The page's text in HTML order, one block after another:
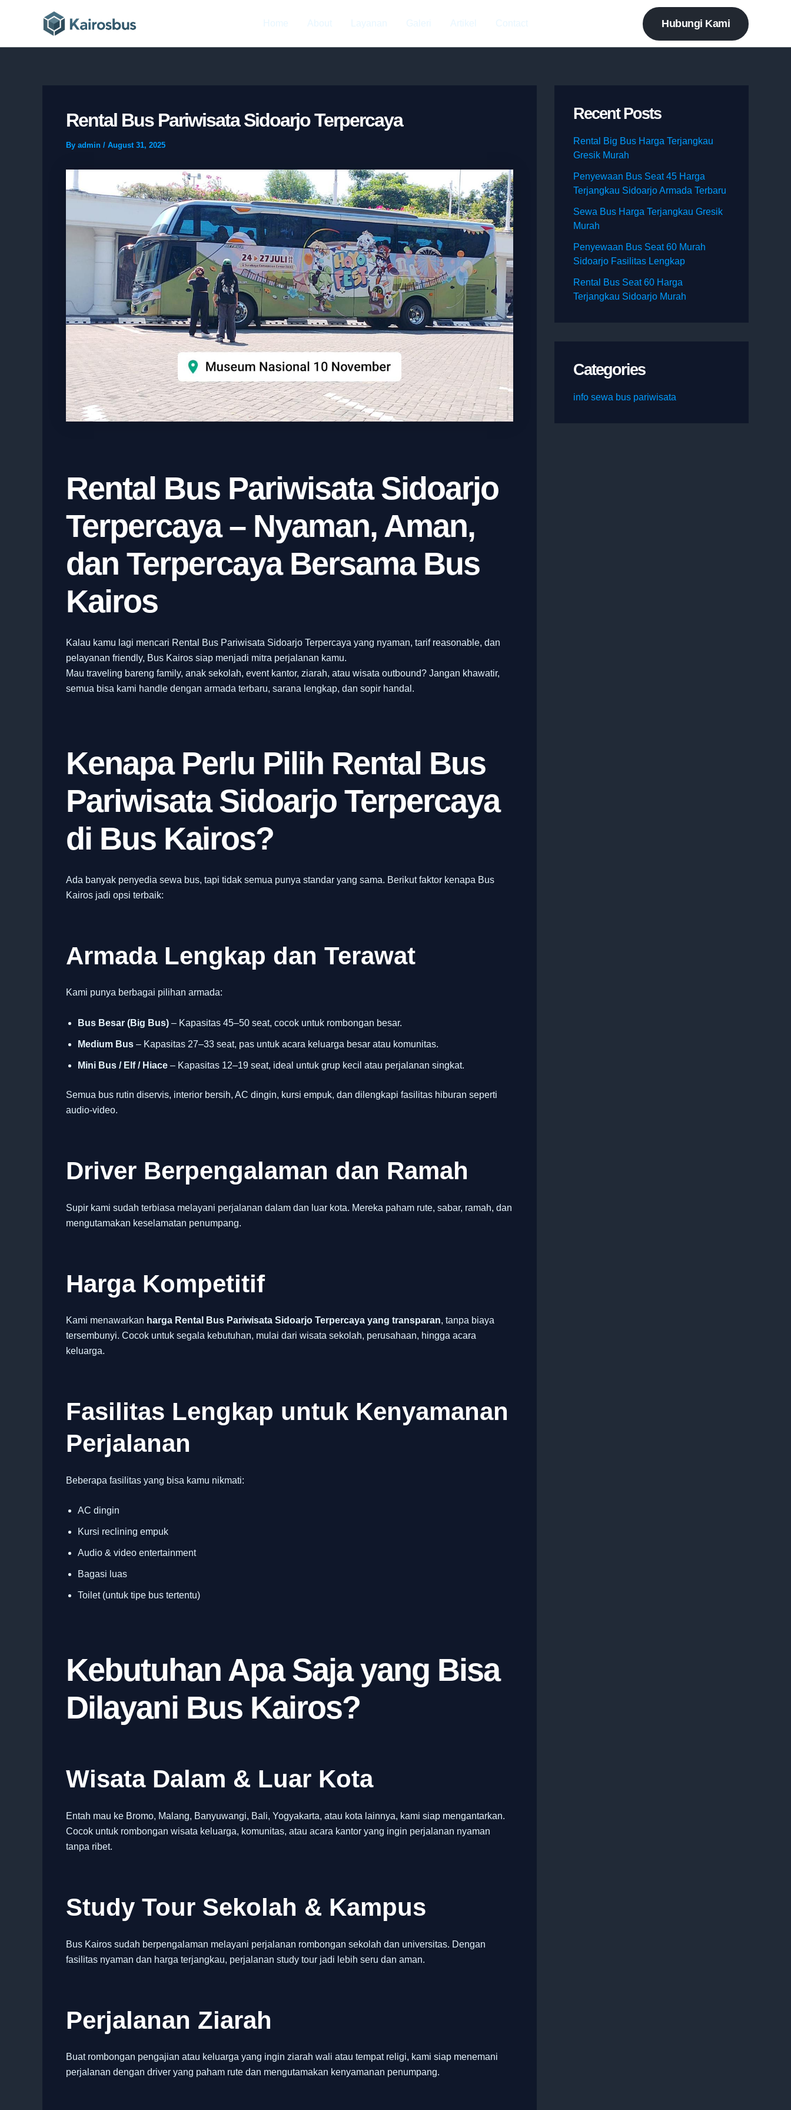
Home About Layanan Galeri Artikel Contact Hubungi Kami
Rental Bus Pariwisata Sidoarjo Terpercaya
By admin / August 31, 2025
Rental Bus Pariwisata Sidoarjo
Terpercaya – Nyaman, Aman,
dan Terpercaya Bersama Bus
Kairos
Kalau kamu lagi mencari Rental Bus Pariwisata Sidoarjo Terpercaya yang nyaman, tarif reasonable, dan
pelayanan friendly, Bus Kairos siap menjadi mitra perjalanan kamu.
Mau traveling bareng family, anak sekolah, event kantor, ziarah, atau wisata outbound? Jangan khawatir,
semua bisa kami handle dengan armada terbaru, sarana lengkap, dan sopir handal.
Kenapa Perlu Pilih Rental Bus
Pariwisata Sidoarjo Terpercaya
di Bus Kairos?
Ada banyak penyedia sewa bus, tapi tidak semua punya standar yang sama. Berikut faktor kenapa Bus
Kairos jadi opsi terbaik:
Armada Lengkap dan Terawat
Kami punya berbagai pilihan armada:
Bus Besar (Big Bus) – Kapasitas 45–50 seat, cocok untuk rombongan besar.
Medium Bus – Kapasitas 27–33 seat, pas untuk acara keluarga besar atau komunitas.
Mini Bus / Elf / Hiace – Kapasitas 12–19 seat, ideal untuk grup kecil atau perjalanan singkat.
Semua bus rutin diservis, interior bersih, AC dingin, kursi empuk, dan dilengkapi fasilitas hiburan seperti
audio-video.
Driver Berpengalaman dan Ramah
Supir kami sudah terbiasa melayani perjalanan dalam dan luar kota. Mereka paham rute, sabar, ramah, dan
mengutamakan keselamatan penumpang.
Harga Kompetitif
Kami menawarkan harga Rental Bus Pariwisata Sidoarjo Terpercaya yang transparan, tanpa biaya
tersembunyi. Cocok untuk segala kebutuhan, mulai dari wisata sekolah, perusahaan, hingga acara
keluarga.
Fasilitas Lengkap untuk Kenyamanan
Perjalanan
Beberapa fasilitas yang bisa kamu nikmati:
AC dingin
Kursi reclining empuk
Audio & video entertainment
Bagasi luas
Toilet (untuk tipe bus tertentu)
Kebutuhan Apa Saja yang Bisa
Dilayani Bus Kairos?
Wisata Dalam & Luar Kota
Entah mau ke Bromo, Malang, Banyuwangi, Bali, Yogyakarta, atau kota lainnya, kami siap mengantarkan.
Cocok untuk rombongan wisata keluarga, komunitas, atau acara kantor yang ingin perjalanan nyaman
tanpa ribet.
Study Tour Sekolah & Kampus
Bus Kairos sudah berpengalaman melayani perjalanan rombongan sekolah dan universitas. Dengan
fasilitas nyaman dan harga terjangkau, perjalanan study tour jadi lebih seru dan aman.
Perjalanan Ziarah
Buat rombongan pengajian atau keluarga yang ingin ziarah wali atau tempat religi, kami siap menemani
perjalanan dengan driver yang paham rute dan mengutamakan kenyamanan penumpang.
Recent Posts
Rental Big Bus Harga Terjangkau
Gresik Murah
Penyewaan Bus Seat 45 Harga
Terjangkau Sidoarjo Armada Terbaru
Sewa Bus Harga Terjangkau Gresik
Murah
Penyewaan Bus Seat 60 Murah
Sidoarjo Fasilitas Lengkap
Rental Bus Seat 60 Harga
Terjangkau Sidoarjo Murah
Categories
info sewa bus pariwisata